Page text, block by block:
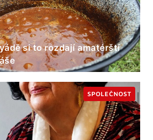
si to rozdají amatérští
SPOLEČNOST